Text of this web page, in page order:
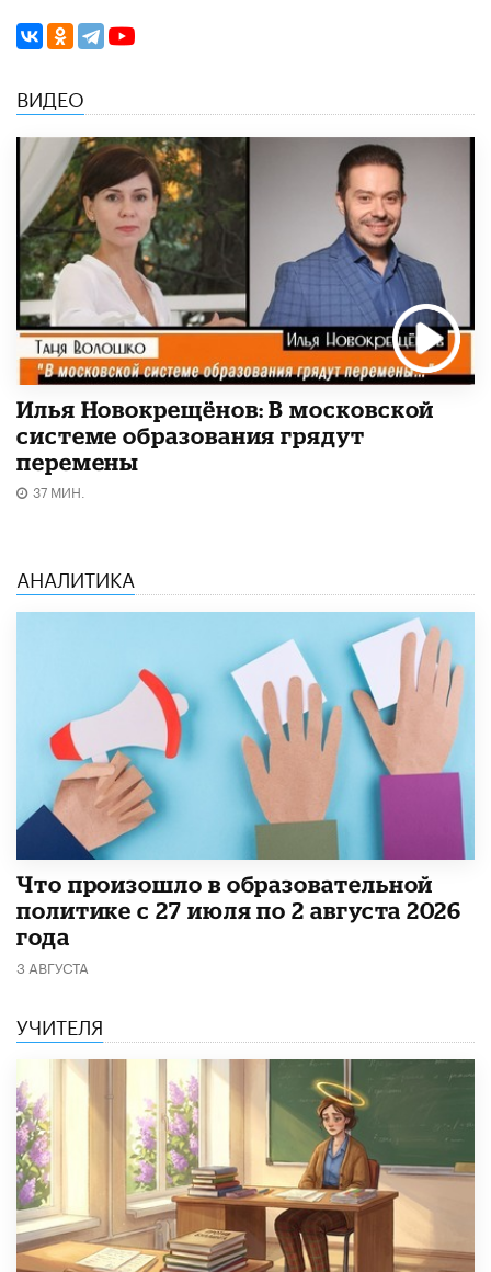
ВИДЕО
Илья Новокрещёнов: В московской
системе образования грядут
перемены
37 МИН.
АНАЛИТИКА
​Что произошло в образовательной
политике с 27 июля по 2 августа 2026
года
3 АВГУСТА
УЧИТЕЛЯ